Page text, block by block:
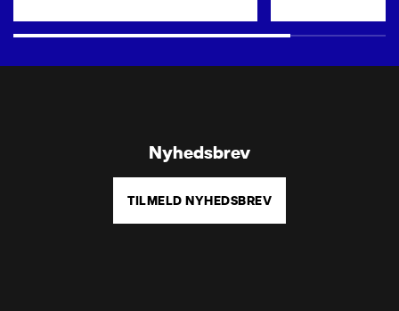
Nyhedsbrev
TILMELD NYHEDSBREV